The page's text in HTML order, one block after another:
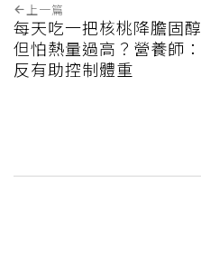
上一篇
每天吃一把核桃降膽固醇
但怕熱量過高？營養師：
反有助控制體重